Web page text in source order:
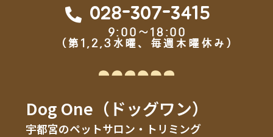
028-307-3415
9:00～18:00
（第1,2,3水曜、毎週木曜休み）
Dog One（ドッグワン）
宇都宮のペットサロン・トリミング